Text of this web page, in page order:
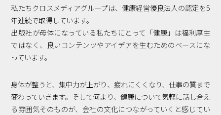
私たちクロスメディアグループは、健康経営優良法人の認定を5
年連続で取得しています。
出版社が母体になっている私たちにとって「健康」は福利厚生
ではなく、良いコンテンツやアイデアを生むためのベースにな
っています。
身体が整うと、集中力が上がり、疲れにくくなり、仕事の質まで
変わっていきます。そして何より、健康について気軽に話し合え
る雰囲気そのものが、会社の文化につながっていくと感じてい